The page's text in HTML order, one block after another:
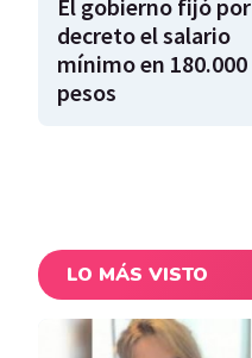
El gobierno fijó por
decreto el salario
mínimo en 180.000
pesos
LO MÁS VISTO